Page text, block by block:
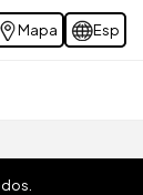
Mapa Esp